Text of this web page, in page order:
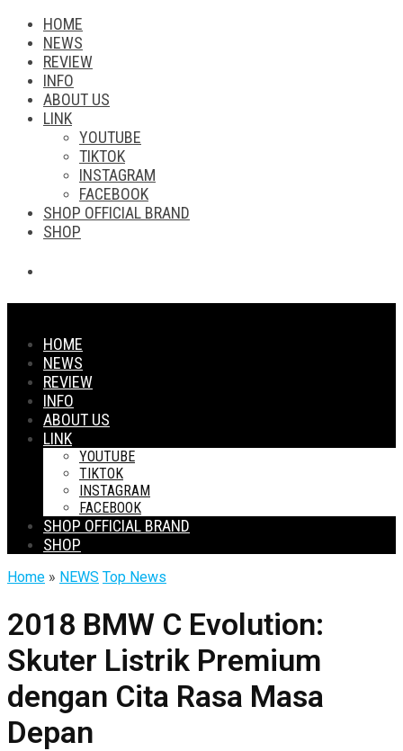
HOME
NEWS
REVIEW
INFO
ABOUT US
LINK
YOUTUBE
TIKTOK
INSTAGRAM
FACEBOOK
SHOP OFFICIAL BRAND
SHOP
HOME
NEWS
REVIEW
INFO
ABOUT US
LINK
YOUTUBE
TIKTOK
INSTAGRAM
FACEBOOK
SHOP OFFICIAL BRAND
SHOP
Home » NEWS Top News
2018 BMW C Evolution:
Skuter Listrik Premium
dengan Cita Rasa Masa
Depan